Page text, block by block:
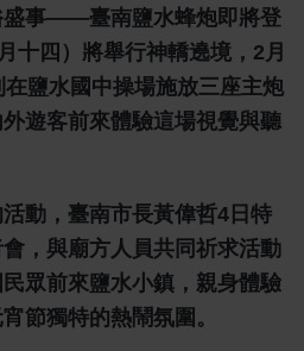
盛事——臺南鹽水蜂炮即將登
十四）將舉行神轎遶境，2月
鹽水國中操場施放三座主炮
遊客前來體驗這場視覺與聽
動，臺南市長黃偉哲4日特
，與廟方人員共同祈求活動
眾前來鹽水小鎮，親身體驗
節獨特的熱鬧氛圍。